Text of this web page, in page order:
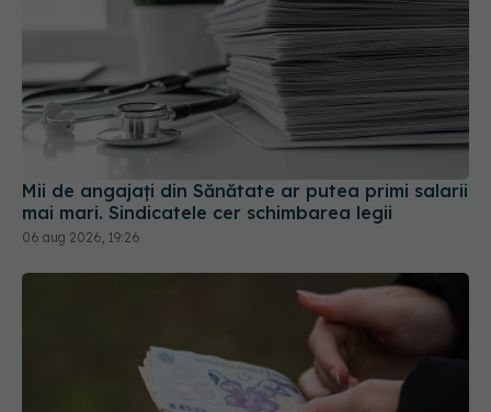
Mii de angajați din Sănătate ar putea primi salarii
mai mari. Sindicatele cer schimbarea legii
06 aug 2026, 19:26